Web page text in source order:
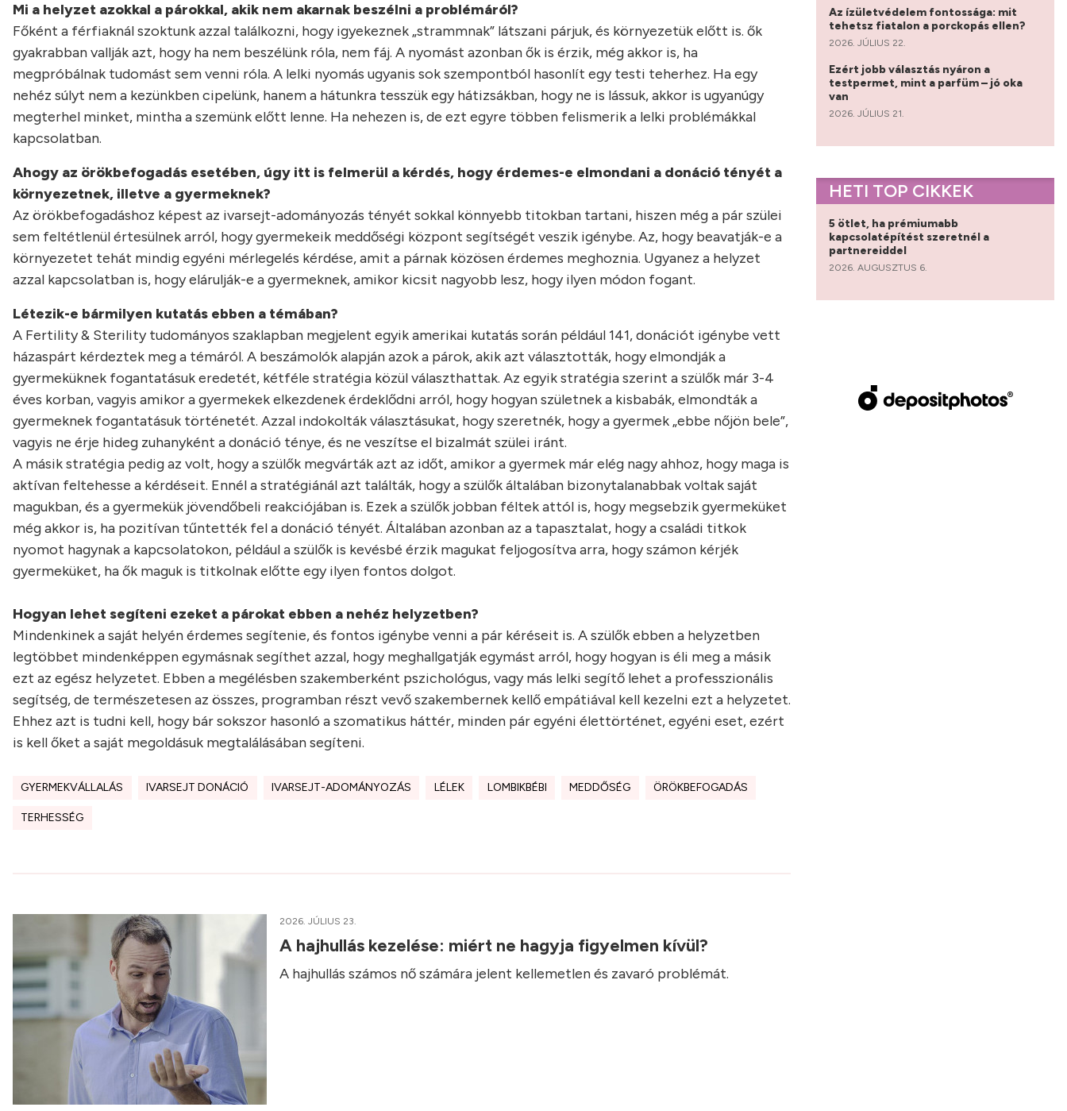
Mi a helyzet azokkal a párokkal, akik nem akarnak beszélni a problémáról?
Főként a férfiaknál szoktunk azzal találkozni, hogy igyekeznek „strammnak” látszani párjuk, és környezetük előtt is. ők
gyakrabban vallják azt, hogy ha nem beszélünk róla, nem fáj. A nyomást azonban ők is érzik, még akkor is, ha
megpróbálnak tudomást sem venni róla. A lelki nyomás ugyanis sok szempontból hasonlít egy testi teherhez. Ha egy
nehéz súlyt nem a kezünkben cipelünk, hanem a hátunkra tesszük egy hátizsákban, hogy ne is lássuk, akkor is ugyanúgy
megterhel minket, mintha a szemünk előtt lenne. Ha nehezen is, de ezt egyre többen felismerik a lelki problémákkal
kapcsolatban.
Ahogy az örökbefogadás esetében, úgy itt is felmerül a kérdés, hogy érdemes-e elmondani a donáció tényét a
környezetnek, illetve a gyermeknek?
Az örökbefogadáshoz képest az ivarsejt-adományozás tényét sokkal könnyebb titokban tartani, hiszen még a pár szülei
sem feltétlenül értesülnek arról, hogy gyermekeik meddőségi központ segítségét veszik igénybe. Az, hogy beavatják-e a
környezetet tehát mindig egyéni mérlegelés kérdése, amit a párnak közösen érdemes meghoznia. Ugyanez a helyzet
azzal kapcsolatban is, hogy elárulják-e a gyermeknek, amikor kicsit nagyobb lesz, hogy ilyen módon fogant.
Létezik-e bármilyen kutatás ebben a témában?
A Fertility & Sterility tudományos szaklapban megjelent egyik amerikai kutatás során például 141, donációt igénybe vett
házaspárt kérdeztek meg a témáról. A beszámolók alapján azok a párok, akik azt választották, hogy elmondják a
gyermeküknek fogantatásuk eredetét, kétféle stratégia közül választhattak. Az egyik stratégia szerint a szülők már 3-4
éves korban, vagyis amikor a gyermekek elkezdenek érdeklődni arról, hogy hogyan születnek a kisbabák, elmondták a
gyermeknek fogantatásuk történetét. Azzal indokolták választásukat, hogy szeretnék, hogy a gyermek „ebbe nőjön bele”,
vagyis ne érje hideg zuhanyként a donáció ténye, és ne veszítse el bizalmát szülei iránt.
A másik stratégia pedig az volt, hogy a szülők megvárták azt az időt, amikor a gyermek már elég nagy ahhoz, hogy maga is
aktívan feltehesse a kérdéseit. Ennél a stratégiánál azt találták, hogy a szülők általában bizonytalanabbak voltak saját
magukban, és a gyermekük jövendőbeli reakciójában is. Ezek a szülők jobban féltek attól is, hogy megsebzik gyermeküket
még akkor is, ha pozitívan tűntették fel a donáció tényét. Általában azonban az a tapasztalat, hogy a családi titkok
nyomot hagynak a kapcsolatokon, például a szülők is kevésbé érzik magukat feljogosítva arra, hogy számon kérjék
gyermeküket, ha ők maguk is titkolnak előtte egy ilyen fontos dolgot.
Hogyan lehet segíteni ezeket a párokat ebben a nehéz helyzetben?
Mindenkinek a saját helyén érdemes segítenie, és fontos igénybe venni a pár kéréseit is. A szülők ebben a helyzetben
legtöbbet mindenképpen egymásnak segíthet azzal, hogy meghallgatják egymást arról, hogy hogyan is éli meg a másik
ezt az egész helyzetet. Ebben a megélésben szakemberként pszichológus, vagy más lelki segítő lehet a professzionális
segítség, de természetesen az összes, programban részt vevő szakembernek kellő empátiával kell kezelni ezt a helyzetet.
Ehhez azt is tudni kell, hogy bár sokszor hasonló a szomatikus háttér, minden pár egyéni élettörténet, egyéni eset, ezért
is kell őket a saját megoldásuk megtalálásában segíteni.
GYERMEKVÁLLALÁS IVARSEJT DONÁCIÓ IVARSEJT-ADOMÁNYOZÁS LÉLEK LOMBIKBÉBI MEDDŐSÉG ÖRÖKBEFOGADÁS
TERHESSÉG
2026. JÚLIUS 23.
A hajhullás kezelése: miért ne hagyja figyelmen kívül?
A hajhullás számos nő számára jelent kellemetlen és zavaró problémát.
Az ízületvédelem fontossága: mit
tehetsz fiatalon a porckopás ellen?
2026. JÚLIUS 22.
Ezért jobb választás nyáron a
testpermet, mint a parfüm – jó oka
van
2026. JÚLIUS 21.
HETI TOP CIKKEK
5 ötlet, ha prémiumabb
kapcsolatépítést szeretnél a
partnereiddel
2026. AUGUSZTUS 6.